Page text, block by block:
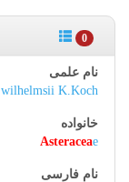
0
K.Koch
Asteraceae